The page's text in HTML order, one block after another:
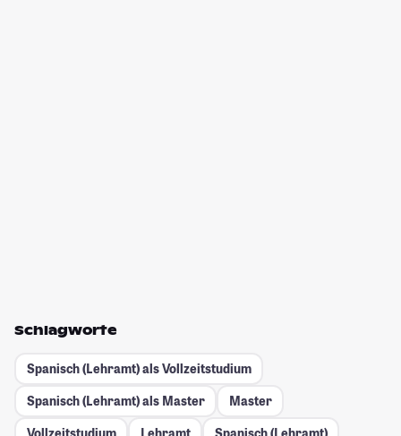
Schlagworte
Spanisch (Lehramt) als Vollzeitstudium
Spanisch (Lehramt) als Master
Master